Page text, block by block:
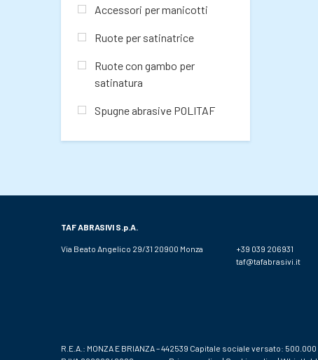
Accessori per manicotti
Ruote per satinatrice
Ruote con gambo per
satinatura
Spugne abrasive POLITAF
TAF ABRASIVI S.p.A.
Via Beato Angelico 29/31 20900 Monza
+39 039 206931
taf@tafabrasivi.it
R.E.A.: MONZA E BRIANZA – 442539 Capitale sociale versato: 500.000